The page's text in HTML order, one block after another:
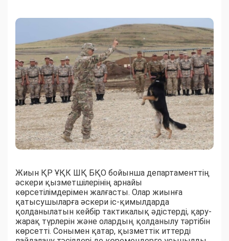
Жиын ҚР ҰҚК ШҚ БҚО бойынша департаменттің
әскери қызметшілерінің арнайы
көрсетілімдерімен жалғасты. Олар жиынға
қатысушыларға әскери іс-қимылдарда
қолданылатын кейбір тактикалық әдістерді, қару-
жарақ түрлерін және олардың қолданылу тәртібін
көрсетті. Сонымен қатар, қызметтік иттерді